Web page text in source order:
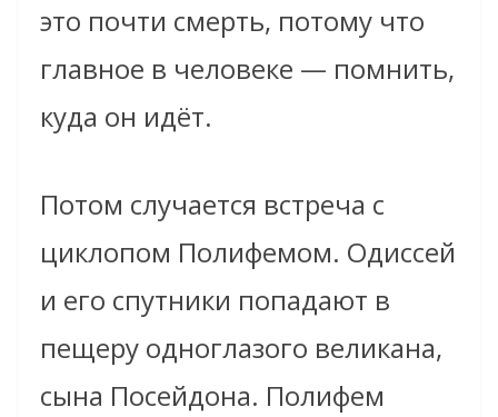
это почти смерть, потому что
главное в человеке — помнить,
куда он идёт.
Потом случается встреча с
циклопом Полифемом. Одиссей
и его спутники попадают в
пещеру одноглазого великана,
сына Посейдона. Полифем